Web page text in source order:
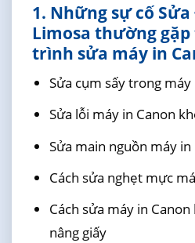
1. Những sự cố
Limosa thường
trình sửa máy in
Sửa cụm sấy trong máy
Sửa lỗi máy in Canon
Sửa main nguồn máy in
Cách sửa nghẹt mực
Cách sửa máy in
nâng giấy